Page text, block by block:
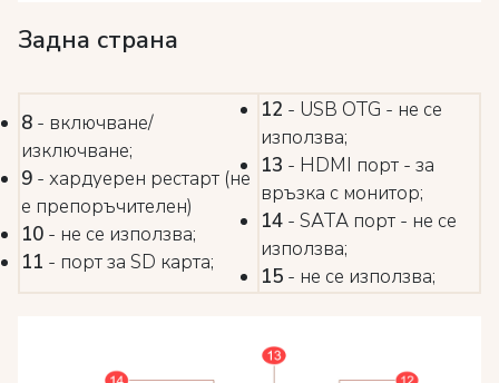
Задна страна
8 - включване/
изключване;
9 - хардуерен рестарт (не
е препоръчителен)
10 - не се използва;
11 - порт за SD карта;
12 - USB OTG - не се
използва;
13 - HDMI порт - за
връзка с монитор;
14 - SATA порт - не се
използва;
15 - не се използва;